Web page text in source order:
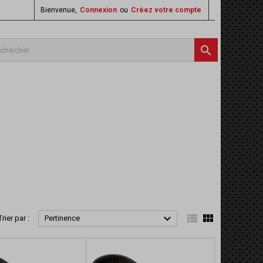
Bienvenue, Connexion ou Créez votre compte

par : Pertinence   